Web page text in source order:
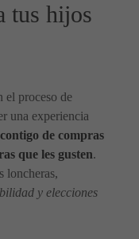
tus hijos
el proceso de
una experiencia
de compras
que les gusten.
loncheras,
y elecciones